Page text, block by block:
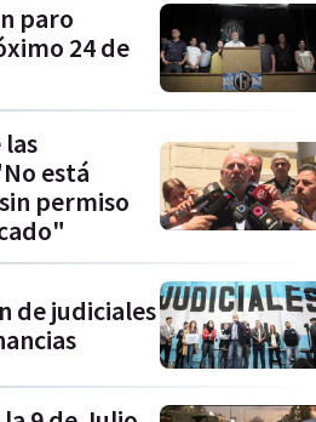
paro
24 de
está
permiso
de judiciales